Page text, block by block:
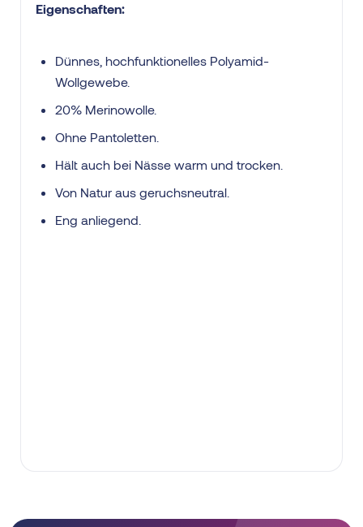
Eigenschaften:
Dünnes, hochfunktionelles Polyamid-
Wollgewebe.
20% Merinowolle.
Ohne Pantoletten.
Hält auch bei Nässe warm und trocken.
Von Natur aus geruchsneutral.
Eng anliegend.